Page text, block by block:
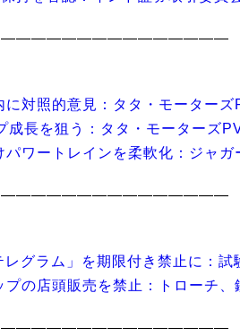
に対照的意見：タタ・モーターズ
成長を狙う：タタ・モーターズ
パワートレインを柔軟化：ジャ
レグラム」を期限付き禁止に：試
プの店頭販売を禁止：トローチ、